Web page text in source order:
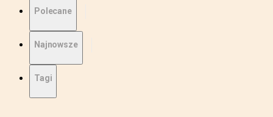
Polecane
Najnowsze
Tagi